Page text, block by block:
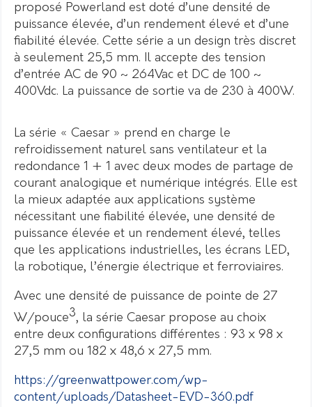
proposé Powerland est doté d’une densité de
puissance élevée, d’un rendement élevé et d’une
fiabilité élevée. Cette série a un design très discret
à seulement 25,5 mm. Il accepte des tension
d’entrée AC de 90 ~ 264Vac et DC de 100 ~
400Vdc. La puissance de sortie va de 230 à 400W.
La série « Caesar » prend en charge le
refroidissement naturel sans ventilateur et la
redondance 1 + 1 avec deux modes de partage de
courant analogique et numérique intégrés. Elle est
la mieux adaptée aux applications système
nécessitant une fiabilité élevée, une densité de
puissance élevée et un rendement élevé, telles
que les applications industrielles, les écrans LED,
la robotique, l’énergie électrique et ferroviaires.
Avec une densité de puissance de pointe de 27
W/pouce3, la série Caesar propose au choix
entre deux configurations différentes : 93 x 98 x
27,5 mm ou 182 x 48,6 x 27,5 mm.
https://greenwattpower.com/wp-
content/uploads/Datasheet-EVD-360.pdf